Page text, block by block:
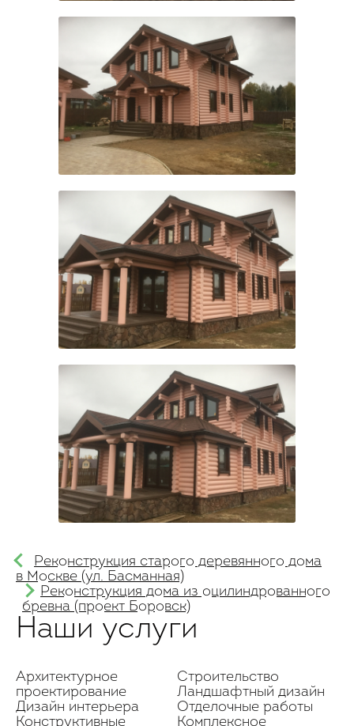
Реконструкция старого деревянного дома
в Москве (ул. Басманная)
Реконструкция дома из оцилиндрованного
бревна (проект Боровск)
Наши услуги
Архитектурное
проектирование
Дизайн интерьера
Конструктивные
Строительство
Ландшафтный дизайн
Отделочные работы
Комплексное